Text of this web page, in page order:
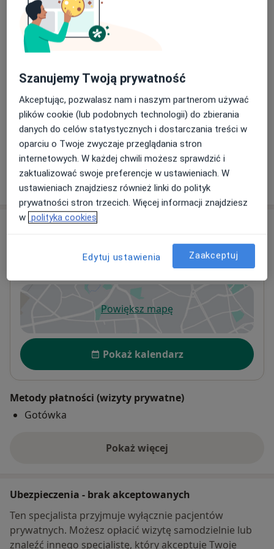
indywidualnej i grupowej. Konsultacje i sesje
terapeutyczne trwają 50 min.
Psychoterapia online
250 zł Szczegóły
250 zł Szczegóły
Psychoterapia Gestalt
250 zł Szczegóły Umów wizytę
W jaki sposób ustalane są ceny?
Adres
Psychoterapia Gestalt Edyta Martela
Rzeszów
Powiększ mapęotwiera się w nowej karcie
Dostępność
Pokaż kalendarz
Metody płatności (wizyty prywatne)
Gotówka
Pokaż więcej
o adresie
Ubezpieczenia - brak akceptowanych
Ten specjalista przyjmuje wyłącznie pacjentów
prywatnych. Możesz opłacić wizytę samodzielnie lub
znaleźć innego specjalistę, który akceptuje Twoje
Szanujemy Twoją prywatność
Akceptując, pozwalasz nam i naszym partnerom używać
plików cookie (lub podobnych technologii) do zbierania
danych do celów statystycznych i dostarczania treści w
oparciu o Twoje zwyczaje przeglądania stron
internetowych. W każdej chwili możesz sprawdzić i
zaktualizować swoje preferencje w ustawieniach. W
ustawieniach znajdziesz również linki do polityk
prywatności stron trzecich. Więcej informacji znajdziesz
w polityka cookies
Edytuj ustawienia Zaakceptuj